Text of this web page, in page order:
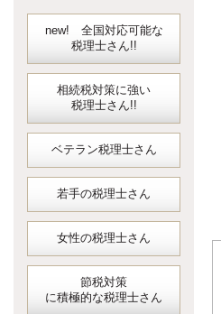
new! 全国対応可能な
税理士さん!!
相続税対策に強い
税理士さん!!
ベテラン税理士さん
若手の税理士さん
女性の税理士さん
節税対策
に積極的な税理士さん